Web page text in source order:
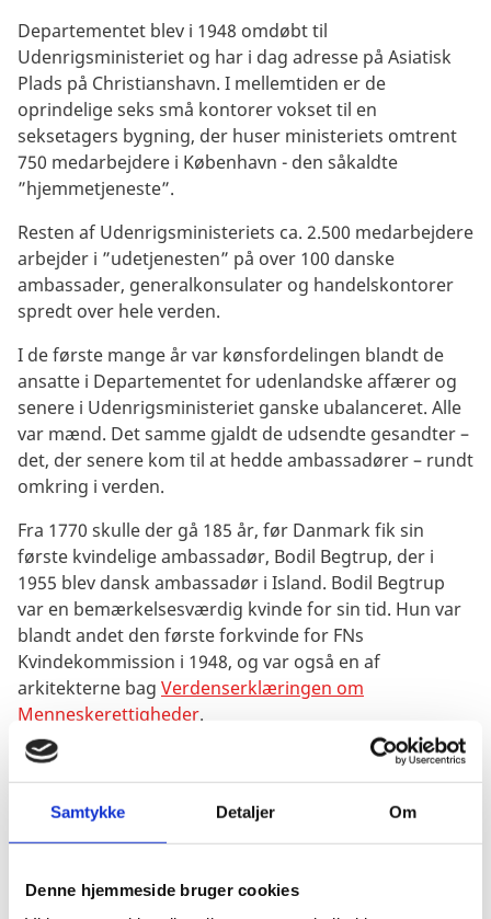
Samtykke Detaljer Om
Denne hjemmeside bruger cookies
Departementet blev i 1948 omdøbt til
Udenrigsministeriet og har i dag adresse på Asiatisk
Plads på Christianshavn. I mellemtiden er de
oprindelige seks små kontorer vokset til en
seksetagers bygning, der huser ministeriets omtrent
750 medarbejdere i København - den såkaldte
”hjemmetjeneste”.
Resten af Udenrigsministeriets ca. 2.500 medarbejdere
arbejder i ”udetjenesten” på over 100 danske
ambassader, generalkonsulater og handelskontorer
spredt over hele verden.
I de første mange år var kønsfordelingen blandt de
ansatte i Departementet for udenlandske affærer og
senere i Udenrigsministeriet ganske ubalanceret. Alle
var mænd. Det samme gjaldt de udsendte gesandter –
det, der senere kom til at hedde ambassadører – rundt
omkring i verden.
Fra 1770 skulle der gå 185 år, før Danmark fik sin
første kvindelige ambassadør, Bodil Begtrup, der i
1955 blev dansk ambassadør i Island. Bodil Begtrup
var en bemærkelsesværdig kvinde for sin tid. Hun var
blandt andet den første forkvinde for FNs
Kvindekommission i 1948, og var også en af
arkitekterne bag Verdenserklæringen om
Menneskerettigheder.
Mens diplomati i de første mange år af
Udenrigsministeriets levetid var et mandefag, er 55%
af ministeriets ansatte og 33% af cheferne i 2020
kvinder. Ligestillingsdagsordenen er i dag en
organisation. I 2020 forventes Udenrigsministeriet for